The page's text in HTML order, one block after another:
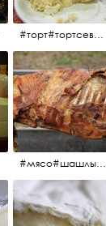
#торт#тортсевер#север#severspb#северметрополь#безе#безесклубникой#тортвоздушный#тортсбезе#cake#meringuecake#meringuecakewithstrawberries @sever_metropol
#мясо#шашлык#шашлыкмашлык #пальчикиоближешь